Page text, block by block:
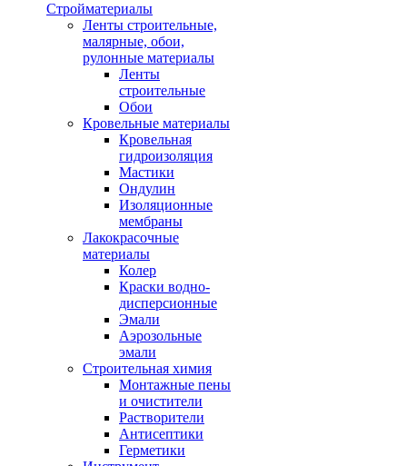
Стройматериалы
Ленты строительные,
малярные, обои,
рулонные материалы
Ленты
строительные
Обои
Кровельные материалы
Кровельная
гидроизоляция
Мастики
Ондулин
Изоляционные
мембраны
Лакокрасочные
материалы
Колер
Краски водно-
дисперсионные
Эмали
Аэрозольные
эмали
Строительная химия
Монтажные пены
и очистители
Растворители
Антисептики
Герметики